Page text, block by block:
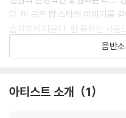
다. 이 곡은 팝 스타의 이미지를
솔직하게 다룬다. 팝 록적인 사운
‘Drink and a Little Love’에서
된 색다른 분위기를 보여주며,
“예전의 나는 이제 없다”고 말하
음반
아티스트 소개 1